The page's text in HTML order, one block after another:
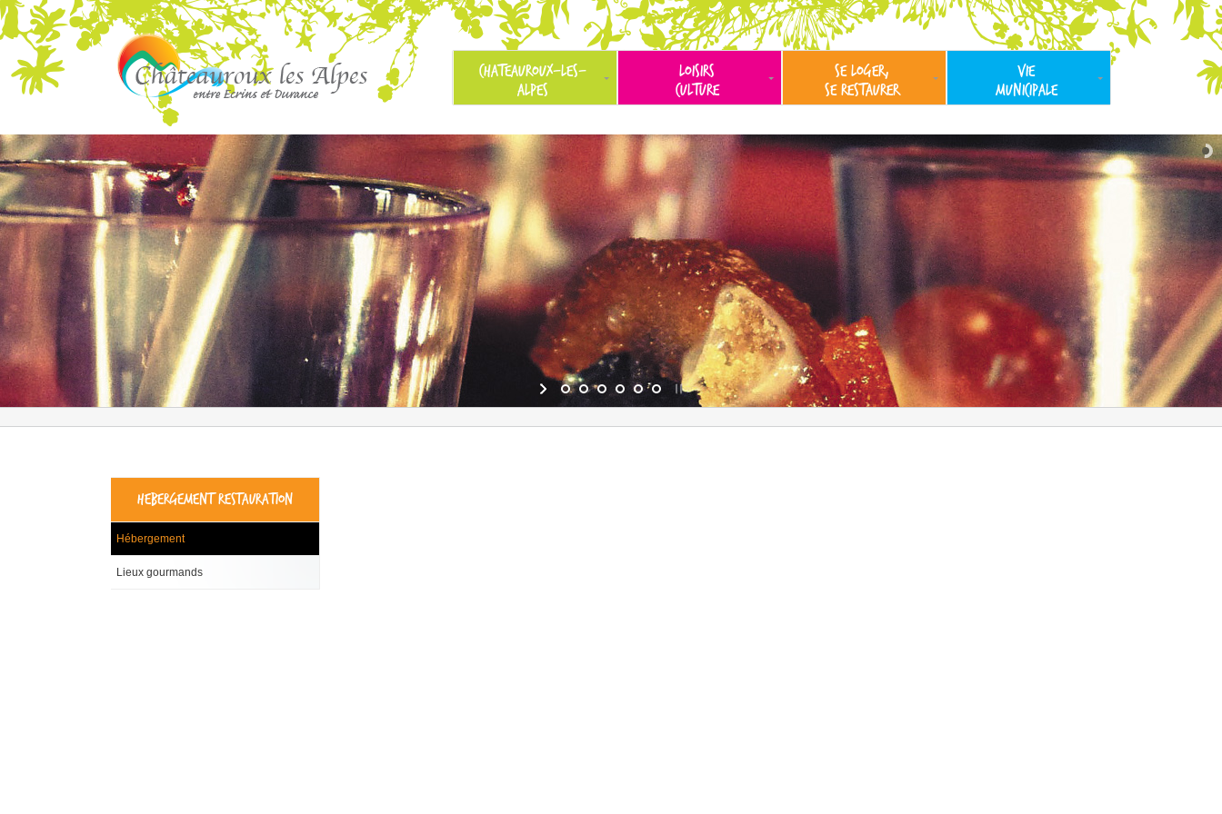
CHATEAUROUX-LES-
ALPES
LOISIRS
CULTURE
SE LOGER,
SE RESTAURER
VIE
MUNICIPALE
HEBERGEMENT RESTAURATION
Hébergement
Lieux gourmands